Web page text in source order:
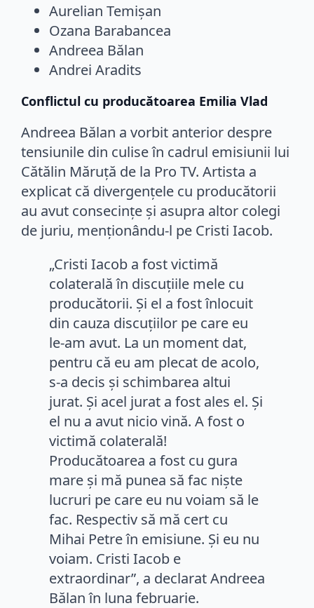
Aurelian Temișan
Ozana Barabancea
Andreea Bălan
Andrei Aradits
Conflictul cu producătoarea Emilia Vlad
Andreea Bălan a vorbit anterior despre
tensiunile din culise în cadrul emisiunii lui
Cătălin Măruță de la Pro TV. Artista a
explicat că divergențele cu producătorii
au avut consecințe și asupra altor colegi
de juriu, menționându-l pe Cristi Iacob.
„Cristi Iacob a fost victimă
colaterală în discuțiile mele cu
producătorii. Și el a fost înlocuit
din cauza discuțiilor pe care eu
le-am avut. La un moment dat,
pentru că eu am plecat de acolo,
s-a decis și schimbarea altui
jurat. Și acel jurat a fost ales el. Și
el nu a avut nicio vină. A fost o
victimă colaterală!
Producătoarea a fost cu gura
mare și mă punea să fac niște
lucruri pe care eu nu voiam să le
fac. Respectiv să mă cert cu
Mihai Petre în emisiune. Și eu nu
voiam. Cristi Iacob e
extraordinar”, a declarat Andreea
Bălan în luna februarie.